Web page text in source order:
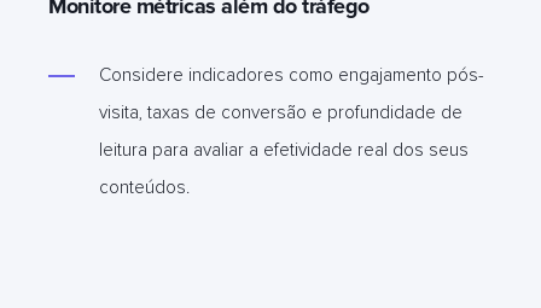
Monitore métricas além do tráfego
Considere indicadores como engajamento pós-
visita, taxas de conversão e profundidade de
leitura para avaliar a efetividade real dos seus
conteúdos.